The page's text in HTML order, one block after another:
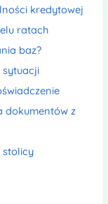
kredytowej
ratach
baz?
dokumentów z
stolicy